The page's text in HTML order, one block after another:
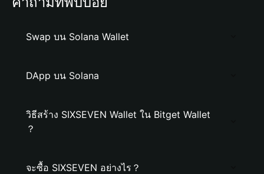
Swap บน Solana Wallet
DApp บน Solana
วิธีสร้าง SIXSEVEN Wallet ใน Bitget Wallet
？
จะซื้อ SIXSEVEN อย่างไร？